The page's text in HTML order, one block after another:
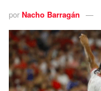
por Nacho Barragán